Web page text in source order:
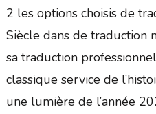
2 les options choisis de
Siècle dans de traduction
sa traduction
classique service de
une lumière de l’année